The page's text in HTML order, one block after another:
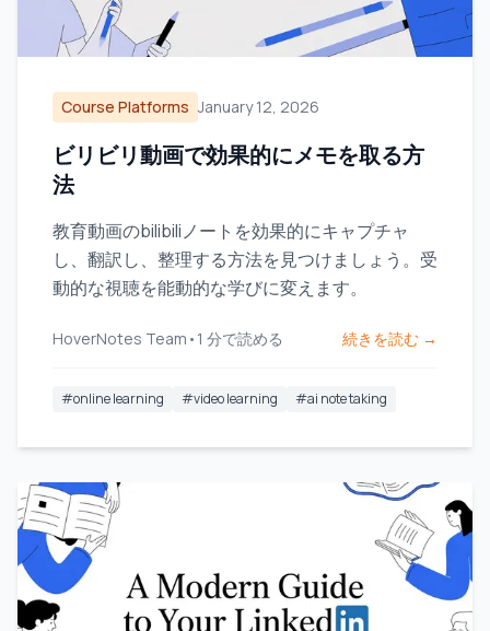
Course Platforms January 12, 2026
ビリビリ動画で効果的にメモを取る方
法
教育動画のbilibiliノートを効果的にキャプチャ
し、翻訳し、整理する方法を見つけましょう。受
動的な視聴を能動的な学びに変えます。
HoverNotes Team • 1 分で読める 続きを読む →
#online learning #video learning #ai note taking